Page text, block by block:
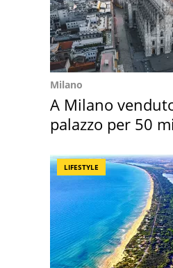
Milano
A Milano
palazzo per 50
LIFESTYLE